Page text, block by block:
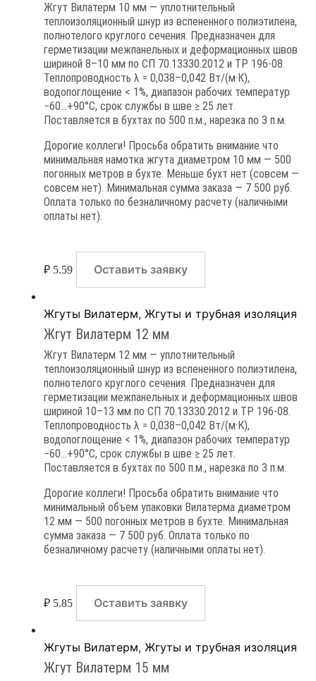
Жгут Вилатерм 10 мм — уплотнительный
теплоизоляционный шнур из вспененного полиэтилена,
полнотелого круглого сечения. Предназначен для
герметизации межпанельных и деформационных швов
шириной 8–10 мм по СП 70.13330.2012 и ТР 196-08.
Теплопроводность λ = 0,038–0,042 Вт/(м·К),
водопоглощение < 1%, диапазон рабочих температур
−60…+90°C, срок службы в шве ≥ 25 лет.
Поставляется в бухтах по 500 п.м., нарезка по 3 п.м.
Дорогие коллеги! Просьба обратить внимание что
минимальная намотка жгута диаметром 10 мм — 500
погонных метров в бухте. Меньше бухт нет (совсем —
совсем нет). Минимальная сумма заказа — 7 500 руб.
Оплата только по безналичному расчету (наличными
оплаты нет).
₽ 5.59 Оставить заявку
Жгуты Вилатерм,Жгуты и трубная изоляция
Жгут Вилатерм 12 мм
Жгут Вилатерм 12 мм — уплотнительный
теплоизоляционный шнур из вспененного полиэтилена,
полнотелого круглого сечения. Предназначен для
герметизации межпанельных и деформационных швов
шириной 10–13 мм по СП 70.13330.2012 и ТР 196-08.
Теплопроводность λ = 0,038–0,042 Вт/(м·К),
водопоглощение < 1%, диапазон рабочих температур
−60…+90°C, срок службы в шве ≥ 25 лет.
Поставляется в бухтах по 500 п.м., нарезка по 3 п.м.
Дорогие коллеги! Просьба обратить внимание что
минимальный объем упаковки Вилатерма диаметром
12 мм — 500 погонных метров в бухте. Минимальная
сумма заказа — 7 500 руб. Оплата только по
безналичному расчету (наличными оплаты нет).
₽ 5.85 Оставить заявку
Жгуты Вилатерм,Жгуты и трубная изоляция
Жгут Вилатерм 15 мм